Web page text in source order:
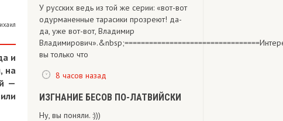
У русских ведь из той же серии: «вот-вот
одурманенные тарасики прозреют! да-
да, уже вот-вот, Владимир
Владимирович».&nbsp;=================================Интересно,
вы только что
8 часов назад
ИЗГНАНИЕ БЕСОВ ПО-ЛАТВИЙСКИ
Ну, вы поняли. :)))